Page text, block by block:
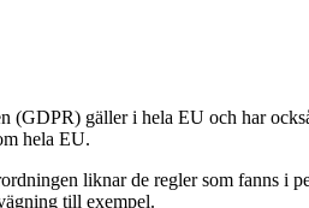
(GDPR) gäller i hela EU och har
hela EU.
liknar de regler som fanns i
till exempel.